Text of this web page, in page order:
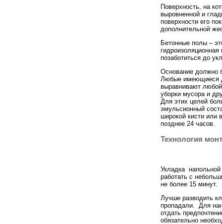
Поверхность, на
выровненной и
поверхности его
дополнительной
Бетонные полы –
позаботиться до
Основание должно
Любые имеющиеся
выравнивают
уборки мусора и
Для этих целей
эмульсионный
широкой кисти или
позднее 24 часов.
Технология
Укладка напольной
работать с
не более 15 минут.
Лучше разводить
пропадали. Для
отдать
обязательно